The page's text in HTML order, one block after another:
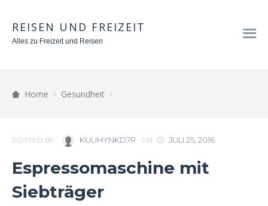
REISEN UND FREIZEIT
Alles zu Freizeit und Reisen
Home Gesundheit
POSTED BY KUUHYNKD7R ON JULI 25, 2016
Espressomaschine mit
Siebträger